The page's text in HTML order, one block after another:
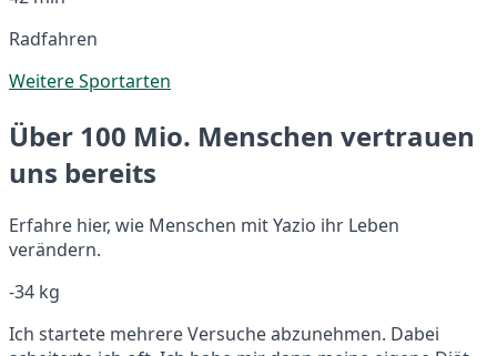
Radfahren
Weitere Sportarten
Über 100 Mio. Menschen vertrauen
uns bereits
Erfahre hier, wie Menschen mit Yazio ihr Leben
verändern.
-34 kg
Ich startete mehrere Versuche abzunehmen. Dabei